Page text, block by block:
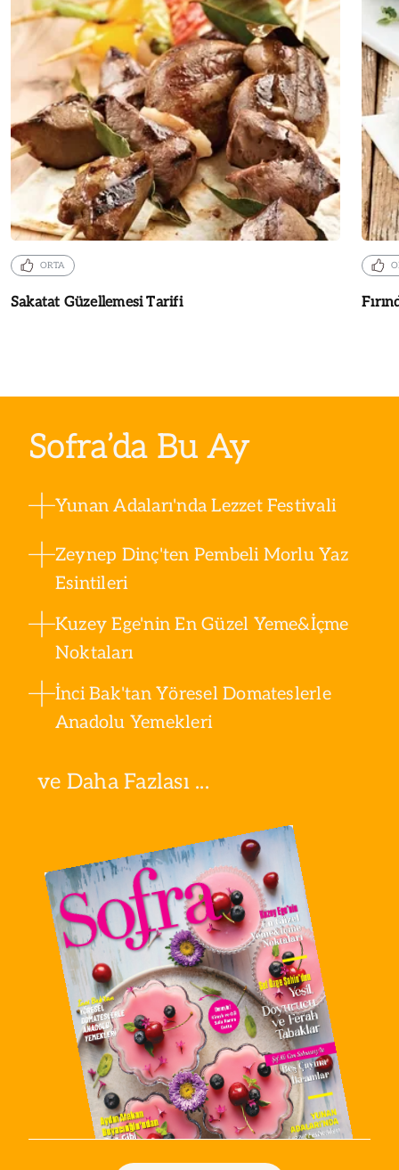
ORTA
Sakatat Güzellemesi Tarifi
Sofra’da Bu Ay
Yunan Adaları'nda Lezzet Festivali
Zeynep Dinç'ten Pembeli Morlu Yaz
Esintileri
Kuzey Ege'nin En Güzel Yeme&İçme
Noktaları
İnci Bak'tan Yöresel Domateslerle
Anadolu Yemekleri
ve Daha Fazlası ...